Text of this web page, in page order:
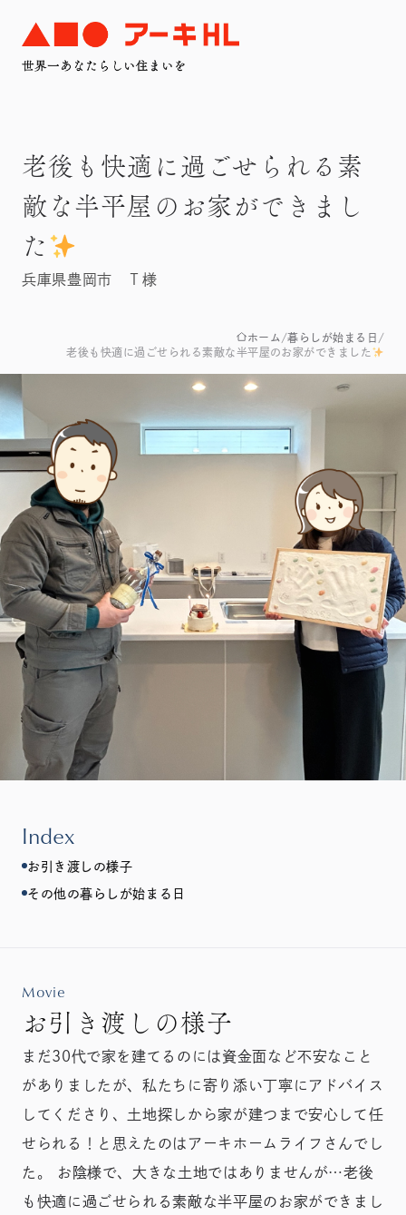
老後も快適に過ごせられる素
敵な半平屋のお家ができまし
た
兵庫県豊岡市 Ｔ様
ホーム
暮らしが始まる日
老後も快適に過ごせられる素敵な半平屋のお家ができました
Index
お引き渡しの様子
その他の暮らしが始まる日
Movie
お引き渡しの様子
まだ30代で家を建てるのには資金面など不安なこと
がありましたが、私たちに寄り添い丁寧にアドバイス
してくださり、土地探しから家が建つまで安心して任
せられる！と思えたのはアーキホームライフさんでし
た。 お陰様で、大きな土地ではありませんが…老後
も快適に過ごせられる素敵な半平屋のお家ができまし